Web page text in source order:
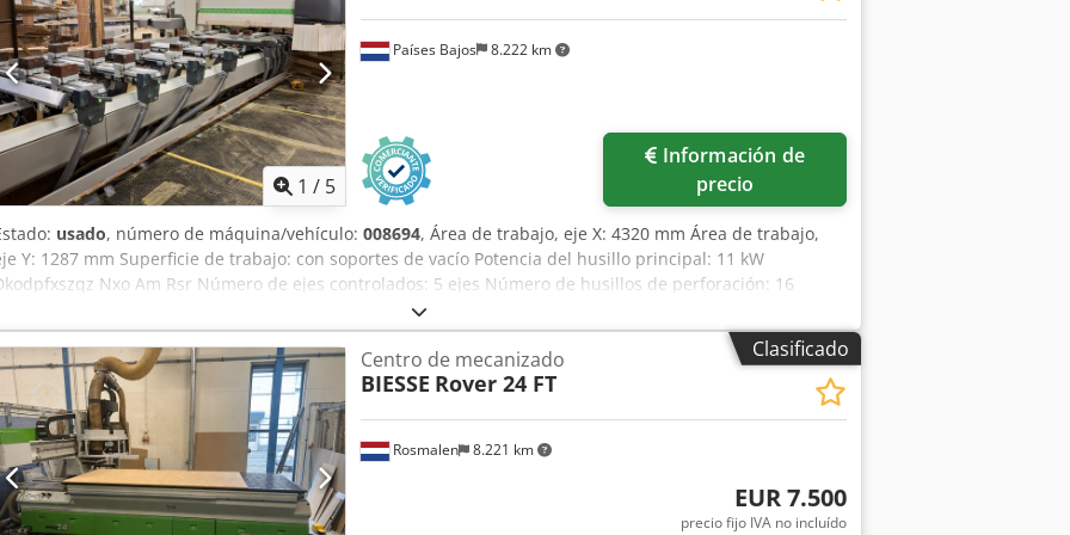
1 / 5
Países Bajos 8.222 km
precio
usado, número de máquina/vehículo: 008694, Área de trabajo, eje X: 4320 mm Área de trabajo,
Y: 1287 mm Superficie de trabajo: con soportes de vacío Potencia del husillo principal: 11 kW
Nxo Am Rsr Número de ejes controlados: 5 ejes Número de husillos de perforación: 16
Clasificado
Rosmalen 8.221 km
Centro de mecanizado
BIESSE Rover 24 FT
EUR 7.500
precio fijo IVA no incluído